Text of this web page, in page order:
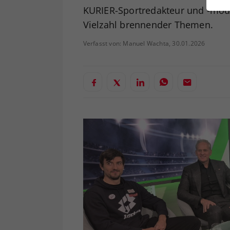
KURIER-Sportredakteur und -
Vielzahl brennender Themen.
Verfasst von: Manuel Wachta, 30.01.2026